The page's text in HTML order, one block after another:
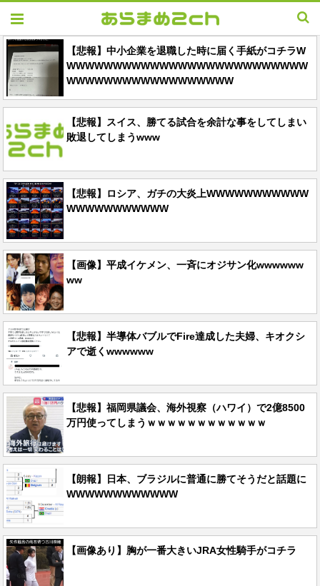
【悲報】中小企業を退職した時に届く手紙がコチラW
WWWWWWWWWWWWWWWWWWWWWWWWWW
WWWWWWWWWWWWWWWWWW
【悲報】スイス、勝てる試合を余計な事をしてしまい
敗退してしまうwww
【悲報】ロシア、ガチの大炎上WWWWWWWWWWW
WWWWWWWWWWW
【画像】平成イケメン、一斉にオジサン化wwwwww
ww
【悲報】半導体バブルでFire達成した夫婦、キオクシ
アで逝くwwwwww
【悲報】福岡県議会、海外視察（ハワイ）で2億8500
万円使ってしまうｗｗｗｗｗｗｗｗｗｗｗｗ
【朗報】日本、ブラジルに普通に勝てそうだと話題に
WWWWWWWWWWWW
【画像あり】胸が一番大きいJRA女性騎手がコチラ